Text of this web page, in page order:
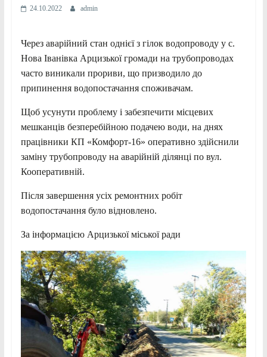
24.10.2022 admin
Через аварійний стан однієї з гілок водопроводу у с.
Нова Іванівка Арцизької громади на трубопроводах
часто виникали прориви, що призводило до
припинення водопостачання споживачам.
Щоб усунути проблему і забезпечити місцевих
мешканців безперебійною подачею води, на днях
працівники КП «Комфорт-16» оперативно здійснили
заміну трубопроводу на аварійній ділянці по вул.
Кооперативній.
Після завершення усіх ремонтних робіт
водопостачання було відновлено.
За інформацією Арцизької міської ради